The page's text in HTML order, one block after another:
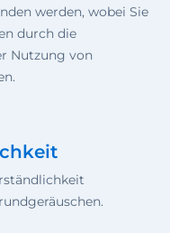
werden, wobei Sie
durch die
Nutzung von